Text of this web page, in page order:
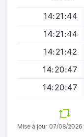
14:21:44
14:21:44
14:21:42
14:20:47
14:20:47
Mise à jour 07/08/2026